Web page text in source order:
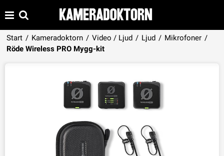
Start / Kameradoktorn / Video / Ljud / Ljud / Mikrofoner /
Röde Wireless PRO Mygg-kitProdukten har lagts i din varukorg